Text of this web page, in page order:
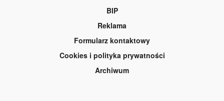
BIP
Reklama
Formularz kontaktowy
Cookies i polityka prywatności
Archiwum